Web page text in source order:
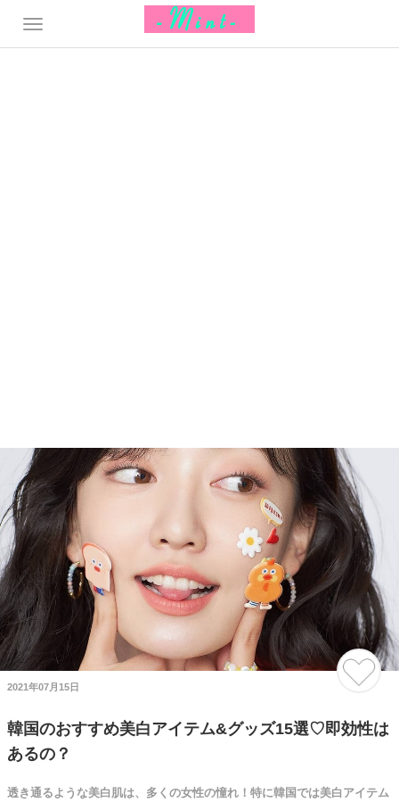
2021年07月15日
韓国のおすすめ美白アイテム&グッズ15選♡即効性は
あるの？
透き通るような美白肌は、多くの女性の憧れ！特に韓国では美白アイテム